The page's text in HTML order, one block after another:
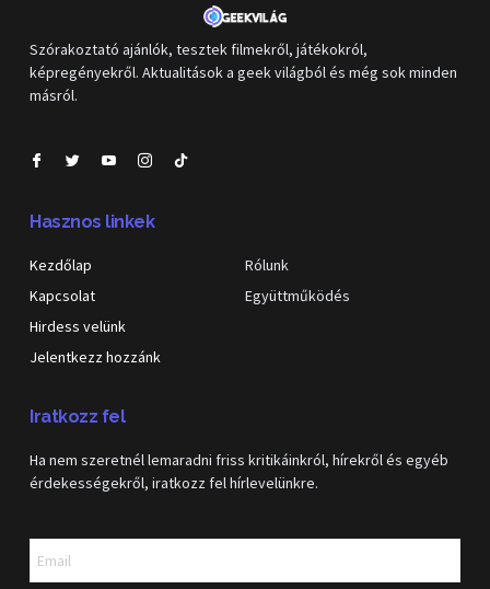
Szórakoztató ajánlók, tesztek filmekről, játékokról,
képregényekről. Aktualitások a geek világból és még sok minden
másról.
Hasznos linkek
Kezdőlap
Kapcsolat
Hirdess velünk
Jelentkezz hozzánk
Rólunk
Együttműködés
Iratkozz fel
Ha nem szeretnél lemaradni friss kritikáinkról, hírekről és egyéb
érdekességekről, iratkozz fel hírlevelünkre.